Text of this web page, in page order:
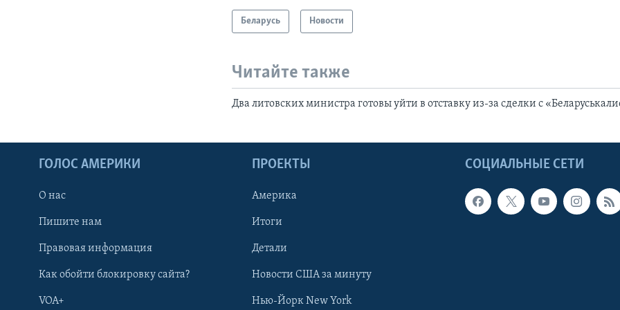
Беларусь Новости
Читайте также
Два литовских министра готовы уйти в отставку из-за сделки с
СОЦИАЛЬНЫЕ СЕТИ
ГОЛОС АМЕРИКИ
О нас
Пишите нам
Правовая информация
Как обойти блокировку сайта?
VOA+
ПРОЕКТЫ
Америка
Итоги
Детали
Новости США за минуту
Нью-Йорк New York